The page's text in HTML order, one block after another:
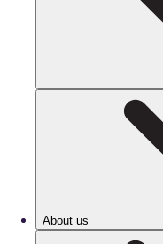
About us